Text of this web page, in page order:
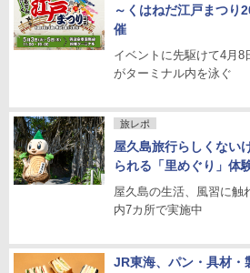
～くはねだ江戸まつり
催
イベントに先駆けて4月8
がターミナル内を泳ぐ
旅レポ
屋久島旅行らしくない
られる「里めぐり」体
屋久島の生活、風習に触
内7カ所で実施中
JR東海、パン・具材・